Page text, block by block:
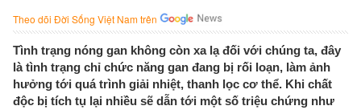
Theo dõi Đời Sống Việt Nam trên
Tình trạng nóng gan không còn xa lạ đối với chúng ta, đây
là tình trạng chỉ chức năng gan đang bị rối loạn, làm ảnh
hưởng tới quá trình giải nhiệt, thanh lọc cơ thể. Khi chất
độc bị tích tụ lại nhiều sẽ dẫn tới một số triệu chứng như